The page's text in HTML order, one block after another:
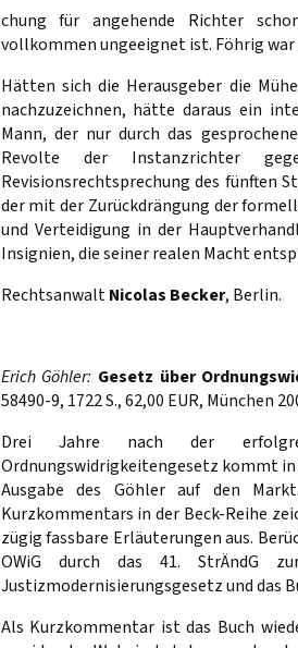
chung für angehende Richter
vollkommen ungeeignet ist. Föhrig war
Hätten sich die Herausgeber die
nachzuzeichnen, hätte daraus ein
Mann, der nur durch das
Revolte der Instanzrichter
Revisionsrechtsprechung des fünften
der mit der Zurückdrängung der
und Verteidigung in der
Insignien, die seiner realen Macht
RechtsanwaltNicolas Becker, Berlin.
Erich Göhler: Gesetz über
58490-9, 1722 S., 62,00 EUR, München
Drei Jahre nach der
Ordnungswidrigkeitengesetz kommt
Ausgabe des Göhler auf den
Kurzkommentars in der Beck-Reihe
zügig fassbare Erläuterungen aus.
OWiG durch das 41. StrÄndG
Justizmodernisierungsgesetz und das
Als Kurzkommentar ist das Buch